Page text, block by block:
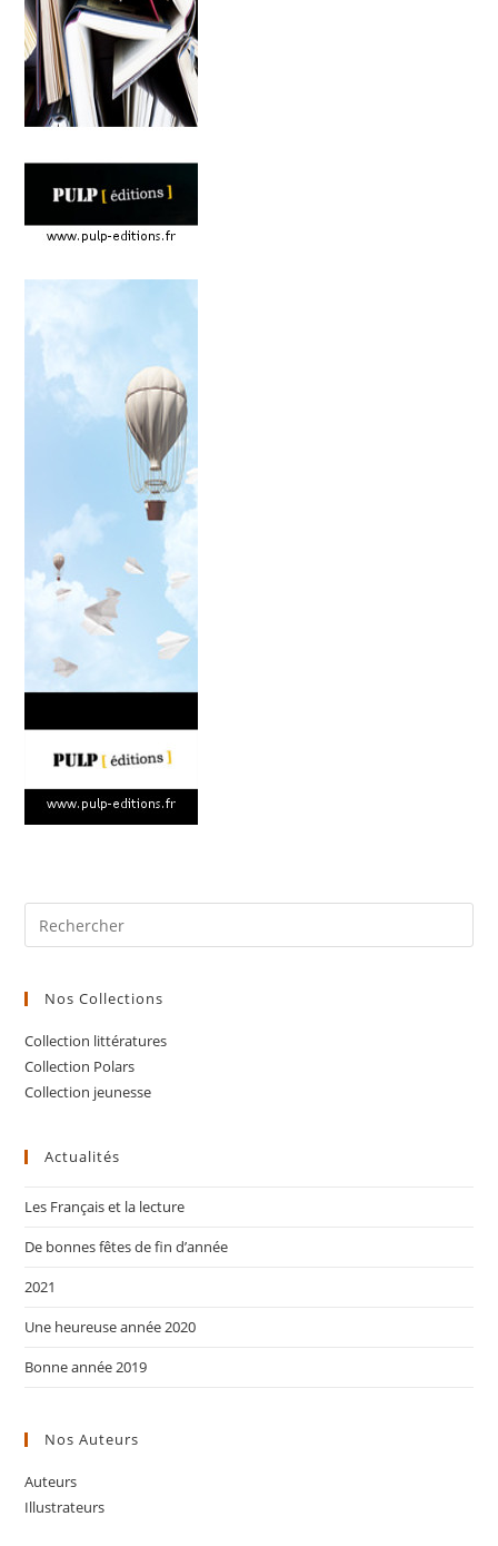
Nos Collections
Collection littératures
Collection Polars
Collection jeunesse
Actualités
Les Français et la lecture
De bonnes fêtes de fin d’année
2021
Une heureuse année 2020
Bonne année 2019
Nos Auteurs
Auteurs
Illustrateurs